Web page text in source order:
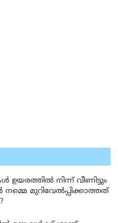
ഉയരത്തിൽ നിന്ന് വീണിട്ടും
മുറിവേൽപ്പിക്കാത്തത്